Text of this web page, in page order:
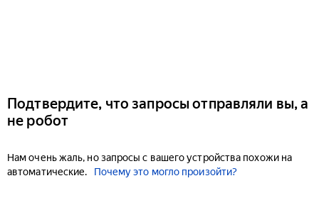
Подтвердите, что запросы отправляли вы, а
не робот
Нам очень жаль, но запросы с вашего устройства похожи на
автоматические.
Почему это могло произойти?